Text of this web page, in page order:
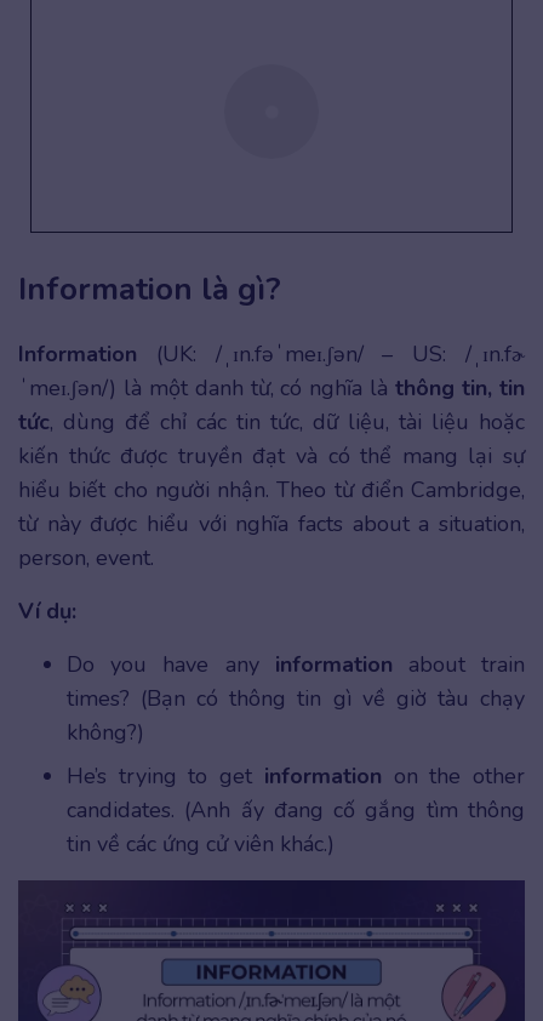
Information là gì?
Information (UK: /ˌɪn.fəˈmeɪ.ʃən/ – US: /ˌɪn.fɚ
ˈmeɪ.ʃən/) là một danh từ, có nghĩa làthông tin, tin
tức, dùng để chỉ các tin tức, dữ liệu, tài liệu hoặc
kiến thức được truyền đạt và có thể mang lại sự
hiểu biết cho người nhận. Theo từ điển Cambridge,
từ này được hiểu với nghĩa facts about a situation,
person, event.
Ví dụ:
Do you have any information about train
times? (Bạn có thông tin gì về giờ tàu chạy
không?)
He’s trying to get information on the other
candidates. (Anh ấy đang cố gắng tìm thông
tin về các ứng cử viên khác.)